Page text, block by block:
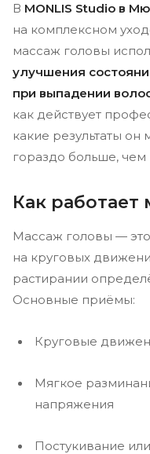
В MONLIS Studio в
на комплексном
массаж головы
улучшения
при выпадении
как действует
какие результаты он
гораздо больше, чем
Как работает
Массаж головы — это
на круговых
растирании
Основные приёмы:
Круговые
Мягкое
напряжения
Постукивание